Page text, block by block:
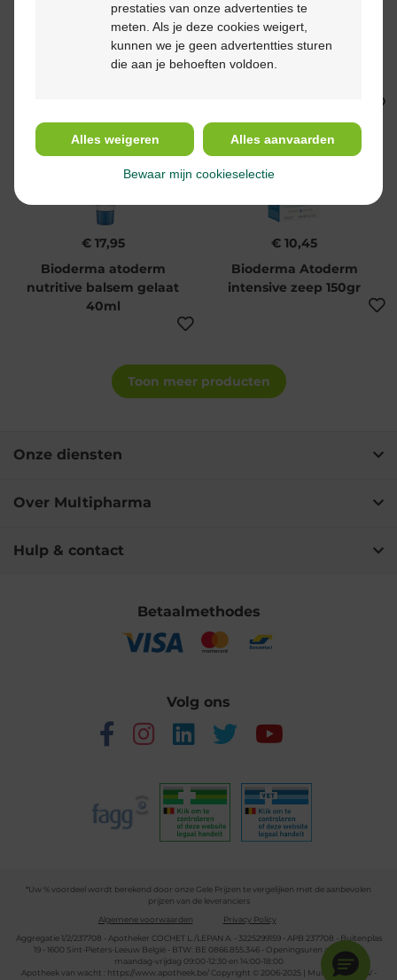
Bioderma Atoderm
Intensive Eye Anti-Jeuk
Oogverzorging
Geïrriteerde Oogleden
Bioderma Atoderm
Intensive
Ultrakalmerende
Balsem geïrriteerde
€ 17,95
Bioderma atoderm
nutritive balsem gelaat
40ml
€ 10,45
Bioderma Atoderm
intensive zeep 150gr
Toon meer producten
Onze diensten
Over Multipharma
Hulp & contact
Betaalmethodes
Volg ons
*Uw % voordeel wordt berekend door onze Gele Prijzen te vergelijken met de aanbevolen
prijzen van de leveranciers
Algemene voorwaarden
Privacy Policy
Aggregatie 1/2/237708 - Apotheker COCHET L./LEPAN A. - 3225299159 - APB 237708 - Buitenplas
19 - 1600 Sint-Pieters-Leeuw België - BTW: BE 0866.855.346 - Openingsuren apotheek:
maandag-vrijdag 09:00-12:30 en 14:00-18:00
Apotheek van wacht :
https://www.apotheek.be/Copyright © 2006-2025 | Multipharma CV -
prestaties van onze advertenties te
meten. Als je deze cookies weigert,
kunnen we je geen advertentties sturen
die aan je behoeften voldoen.
Alles weigeren Alles aanvaarden
Bewaar mijn cookieselectie